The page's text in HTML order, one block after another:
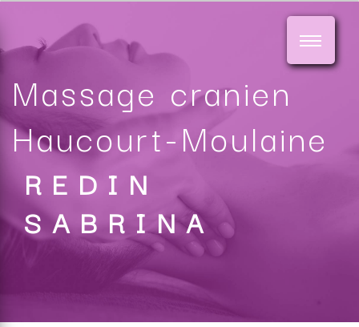
Massage cranien
Haucourt-Moulaine
REDIN
SABRINA